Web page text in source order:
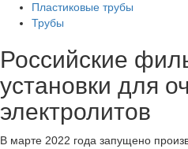
Пластиковые трубы
Трубы
Российские
установки для
электролитов
В марте 2022 года запущено